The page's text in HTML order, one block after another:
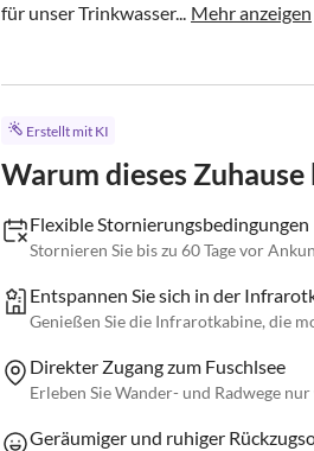
für unser Trinkwasser... Mehr anzeigen
Erstellt mit KI
Warum dieses Zuhause
Flexible Stornierungsbedingungen
Stornieren Sie bis zu 60 Tage vor
Entspannen Sie sich in der
Genießen Sie die Infrarotkabine, die
Direkter Zugang zum Fuschlsee
Erleben Sie Wander- und Radwege
Geräumiger und ruhiger